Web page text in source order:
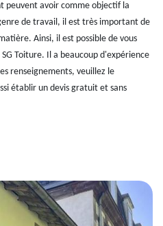
peuvent avoir comme objectif la
de travail, il est très important de
Ainsi, il est possible de vous
Toiture. Il a beaucoup d'expérience
renseignements, veuillez le
établir un devis gratuit et sans